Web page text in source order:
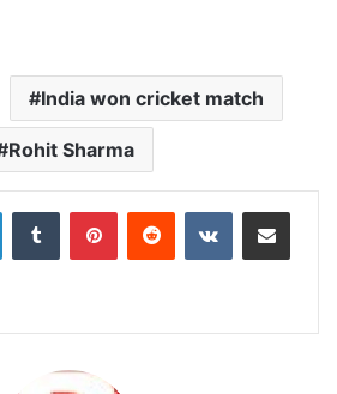
India won cricket match
Rohit Sharma
LinkedInTumblr PinterestReddit VKontakteShare via Email